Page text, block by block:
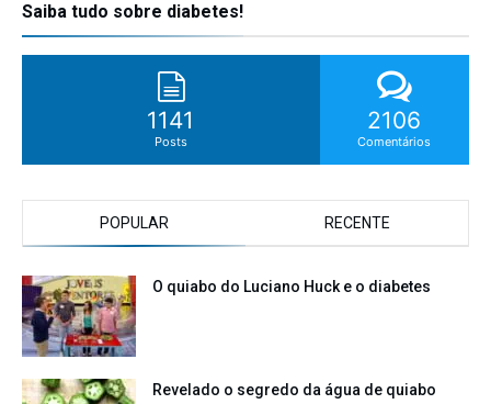
Saiba tudo sobre diabetes!
1141
Posts
2106
Comentários
POPULAR RECENTE
O quiabo do Luciano Huck e o diabetes
Revelado o segredo da água de quiabo